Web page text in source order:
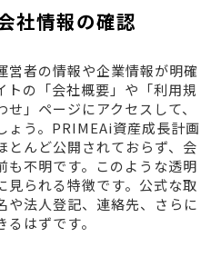
社情報の確認
営者の情報や企業情報が明確
トの「会社概要」や「利用規
」ページにアクセスして、
ょう。PRIMEAi資産成長計画
とんど公開されておらず、会
も不明です。このような透明
見られる特徴です。公式な取
や法人登記、連絡先、さらに
はずです。